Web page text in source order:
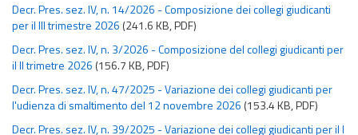
Decr. Pres. sez. IV, n. 14/2026 - Composizione dei collegi giudicanti
per il III trimestre 2026 (241.6 KB, PDF)
Decr. Pres. sez. IV, n. 3/2026 - Composizione del collegi giudicanti per
il II trimetre 2026 (156.7 KB, PDF)
Decr. Pres. sez. IV, n. 47/2025 - Variazione dei collegi giudicanti per
l'udienza di smaltimento del 12 novembre 2026 (153.4 KB, PDF)
Decr. Pres. sez. IV, n. 39/2025 - Variazione dei collegi giudicanti per il I